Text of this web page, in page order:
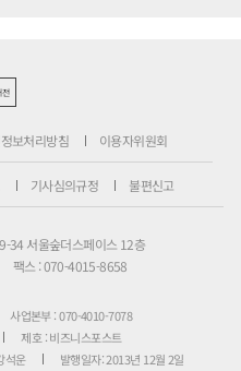
전
보처리방침 이용자위원회
기사심의규정 불편신고
34 서울숲더스페이스 12층
팩스 : 070-4015-8658
사업본부 : 070-4010-7078
제호 : 비즈니스포스트
석운 발행일자: 2013년 12월 2일